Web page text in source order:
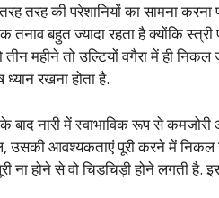
तरह की परेशानियों का सामना
तनाव बहुत ज्यादा रहता है क्योंकि
तीन महीने तो उल्टियों वगैरा में ही
रखना होता है.
बाद नारी में स्वाभाविक रूप से
आवश्यकताएं पूरी करने में निकल
ना होने से वो चिड़चिड़ी होने लगती